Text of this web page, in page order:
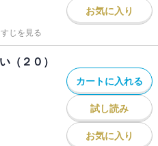
お気に入り
じを見る
（２０）
カートに入れる
試し読み
お気に入り